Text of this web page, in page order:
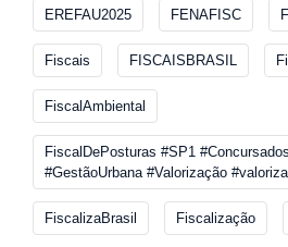
EREFAU2025 FENAFISC
Fiscais FISCAISBRASIL
FiscalAmbiental
FiscalDePosturas #SP1
#GestãoUrbana #Valorização
FiscalizaBrasil Fiscalização